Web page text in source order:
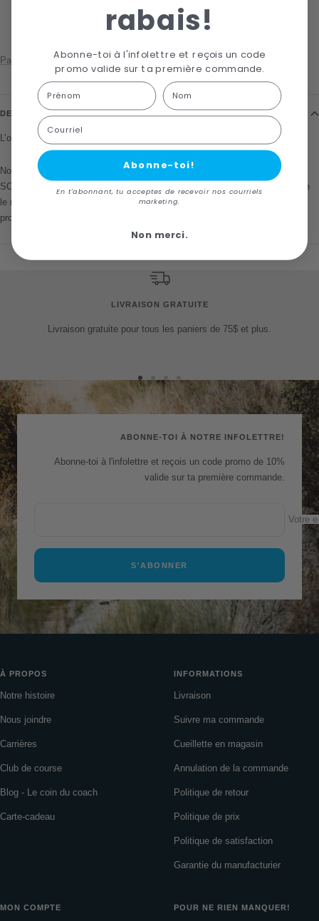
Afficher les informations de la boutique
Partager
DESCRIPTION
L’originale. l’archétype. mise à jour.
Nous avons pris le modèle original et y avons ajouté notre visière
SOFTcurve. pré-courbée pour vous protéger dès le départ, la SC vous offre
le même confort auquel vous êtes habitué, avec la performances et la
protection d'un visière courbée.
LIVRAISON GRATUITE
Livraison gratuite pour tous les paniers de 75$ et plus.
Aller
au
slide
Aller
slide
Aller
slide
Aller
au
slide
ABONNE-TOI À NOTRE INFOLETTRE!
Abonne-toi à l'infolettre et reçois un code promo de 10%
valide sur ta première commande.
Votre
S'ABONNER
À PROPOS
Notre histoire
Nous joindre
Carrières
Club de course
Blog - Le coin du coach
Carte-cadeau
INFORMATIONS
Livraison
Suivre ma commande
Cueillette en magasin
Annulation de la commande
Politique de retour
Politique de prix
Politique de satisfaction
Garantie du manufacturier
MON COMPTE POUR NE RIEN MANQUER!
rabais!
Abonne-toi à l'infolettre et reçois un code
promo valide sur ta première commande.
First Name Last name
Courriel
Abonne-toi!
En t'abonnant, tu acceptes de recevoir nos courriels
marketing.
Non merci.